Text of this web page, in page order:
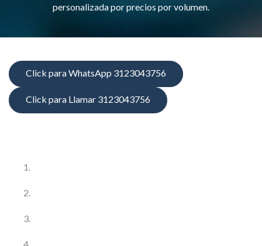
personalizada por precios por volumen.
Click para WhatsApp 3123043756
Click para Llamar 3123043756